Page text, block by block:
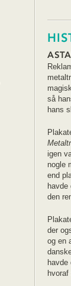
så
hans
igen
nogle
end
den
der
og en